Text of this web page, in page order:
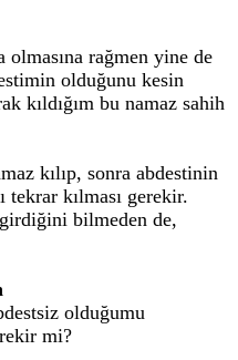
rağmen yine de
olduğunu kesin
kıldığım bu namaz sahih
kılıp, sonra abdestinin
tekrar kılması gerekir.
bilmeden de,
olduğumu
mi?